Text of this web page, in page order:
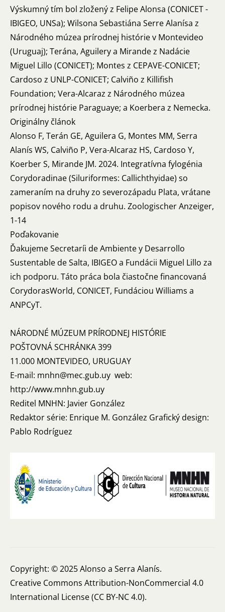
Výskumný tím bol zložený z Felipe Alonsa (CONICET -
IBIGEO, UNSa); Wilsona Sebastiána Serre Alanísa z
Národného múzea prírodnej histórie v Montevideo
(Uruguaj); Terána, Aguilery a Mirande z Nadácie
Miguel Lillo (CONICET); Montes z CEPAVE-CONICET;
Cardoso z UNLP-CONICET; Calviño z Killifish
Foundation; Vera-Alcaraz z Národného múzea
prírodnej histórie Paraguaye; a Koerbera z Nemecka.
Originálny článok
Alonso F, Terán GE, Aguilera G, Montes MM, Serra
Alanís WS, Calviño P, Vera-Alcaraz HS, Cardoso Y,
Koerber S, Mirande JM. 2024. Integratívna fylogénia
Corydoradinae (Siluriformes: Callichthyidae) so
zameraním na druhy zo severozápadu Plata, vrátane
popisov nového rodu a druhu. Zoologischer Anzeiger,
1-14
Poďakovanie
Ďakujeme Secretaríi de Ambiente y Desarrollo
Sustentable de Salta, IBIGEO a Fundácii Miguel Lillo za
ich podporu. Táto práca bola čiastočne financovaná
CorydorasWorld, CONICET, Fundáciou Williams a
ANPCyT.
NÁRODNÉ MÚZEUM PRÍRODNEJ HISTÓRIE
POŠTOVNÁ SCHRÁNKA 399
11.000 MONTEVIDEO, URUGUAY
E-mail: mnhn@mec.gub.uy web:
http://www.mnhn.gub.uy
Reditel MNHN: Javier González
Redaktor série: Enrique M. González Grafický design:
Pablo Rodríguez
Copyright: © 2025 Alonso a Serra Alanís.
Creative Commons Attribution-NonCommercial 4.0
International License (CC BY-NC 4.0).